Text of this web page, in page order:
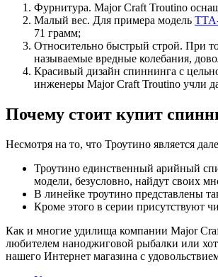
Фурнитура. Major Craft Troutino
Малый вес. Для примера модель
71 грамм;
Относительно быстрый строй. При
называемые вредные колебания,
Красивый дизайн спиннинга с
инженеры Major Craft Troutino учли
Почему стоит купит
Несмотря на то, что Троутино является
Троутино единственный арийный
модели, безусловно, найдут своих
В линейке троутино представлены
Кроме этого в серии присутствуют
Как и многие удилища компании Major
любителем наноджиговой рыбалки или
нашего Интернет магазина с